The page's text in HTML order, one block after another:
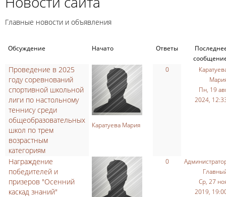
Главные новости и объявления
Обсуждение Начато Ответы
Проведение в 2025
году соревнований
спортивной школьной
лиги по настольному
теннису среди
общеобразовательных
школ по трем
возрастным
категориям
Каратуева Мария
0
Пн, 19
2024,
Награждение
победителей и
призеров "Осенний
каскад знаний"
0
Ср, 27
2019,